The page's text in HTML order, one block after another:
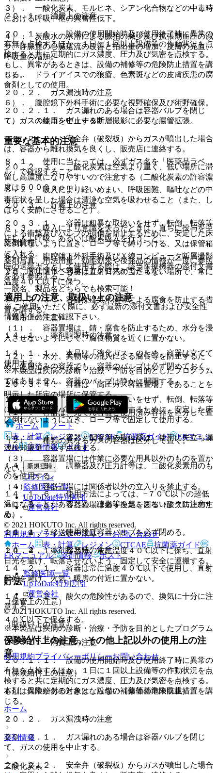
２０．１． 消費上の注意
２０．１．１． 設備の使用開始時及び使用終了時に異常の
有無を点検するほか、１日に１回以上設備等の作動状況を点
検すると共に定期的にガス濃度、圧力及び気密を点検する。
もし、異常があるときは、設備の補修等の危険防止措置を講
じる。
２０．２． ガス漏洩時の注意
２０．２．１． ガス漏れのある場合は容器バルブを閉じ
て、ガスの使用を中止する。
２０．２．２． 安全弁（破裂板）からガスが噴出した場合
は、容器から離れ換気を良くし、販売店に連絡する。
２０．２．３． 二酸化炭素は空気より重く、低い場所に滞
留し高濃度になりやすいので注意する（二酸化炭素の許容濃
度は５０００ｐｐｍ）。
２０．３． 貯蔵上の注意
２０．３．１． 容器は粗暴な取扱いをせず、転倒、転落等
による衝撃及びバルブの損傷を防止するために、安定した床
に倒れないように置き、ロープ等で縛りつける、又は保管箱
に入れる。
２０．３．２． 容器は直射日光の当たらない場所で、常に
温度４０℃以下に保つ。
２０．３．３． 容器は湿気水滴等による腐食を防止する措
置を講ずる。
（１）． 容器置場は、錆・腐食を防止するため、水分を浸
入させないようにして、腐食物質を近くに置かない。
（２）． 水分、異物等の混入による腐食等を防止するた
め、使用済みの容器でも、容器のバルブは必ず閉めておく。
２０．３．４． 容器は「高圧ガス容器置場」であることを
明示した所定の場所に保管する。
（１）． 容器は、充てん容器と使用済み容器を区分して置
く。
（２）． 種類の異なるガスの容器は区分して置く。
（３）． 容器置場には作業に必要な用具以外のものを置か
ない。
（４）． 容器置場には関係者以外の立入りを禁止する。
２０．３．５． 容器置場は必ず換気を図る（酸欠防止のた
め）。
２０．４． 移送時の注意
２０．４．１． 容器は、常に温度４０℃以下に保ち、直射
日光を避け、転落させないよう、固定して安全に運搬する。
貯法
（保管上の注意）
４０℃以下で保存する。
保険給付上の注意、その他上記以外の使用上の注
意
（保険給付上の注意）
本剤は保険給付の対象とならない（薬価基準未収載）。
ホーム
薬剤情報
二酸化炭素
３）． 一酸化炭素、モルヒネ、シアン化合物などの中毒時
における呼吸中枢の興奮性低下。
４）． 炭酸水の水浴による脈拍の減少及び拡張期血圧の減
少、静脈血の心臓還流の改善と拍出量の増加、皮膚の充血、
呼吸量の増加。
５）． ドライアイスでの狼瘡、色素斑などの皮膚疾患の腐
食剤としての使用。
６）． 腹腔鏡下外科手術に必要な視野確保及び術野確保。
７）． Ｘ線コンピュータ断層撮影に必要な腸管拡張。
重要な基本的注意
８．１． 使用に当たっては、必ずガス名を「医薬品ラベ
ル」で確認すること。
８．２． 吸入により軽いめまい、呼吸困難、嘔吐などの中
毒症状を呈した場合は清浄な空気を吸わせること（また、し
ばらく安静にさせること）。
８．３． 吸入により意識を失ったときは、直ちに投与を中
止し人工呼吸、あるいは酸素吸入を行うこと。
８．４． 腹腔鏡下外科手術及びＸ線コンピュータ断層撮影
時の送気ガスとして使用する際は、該当医療機器の添付文書
を必ず参照すること。
適用上の注意、取扱い上の注意
（適用上の注意）
１４．１． 薬剤調製時の注意
１４．１．１． 本品は「液化ガス」のため、容器は立てて
使用する。
１４．１．２． 容器のバルブは静かに開閉する。
１４．１．３． 容器は粗暴な取扱いをせず、転倒、転落等
による衝撃及びバルブの損傷を防止するために、安定した床
に倒れないように置き、ロープ等で固定して使用する。
１４．１．４． 容器と配管等の取付部は、使用に先立ち漏
洩検知液等で必ず点検する。
１４．１．５． 調整器及び圧力計等は、二酸化炭素用のも
のを使用する。
１４．１．６． 使用方法によっては、−７０℃以下の超低
温になることがあるため、凍傷等を起こさないように注意す
る。
１４．１．７． 使用後は容器バルブを必ず閉める。
１４．２． 薬剤投与時の注意
１４．２．１． 容器は常に温度４０℃以下で使用し、直射
日光を避け、火気・暖房の付近に置かない。
１４．２．２． 酸欠の危険性があるので、換気に十分に注
意する。
（取扱い上の注意）
２０．１． 消費上の注意
２０．１．１． 設備の使用開始時及び使用終了時に異常の
有無を点検するほか、１日に１回以上設備等の作動状況を点
検すると共に定期的にガス濃度、圧力及び気密を点検する。
もし、異常があるときは、設備の補修等の危険防止措置を講
じる。
２０．２． ガス漏洩時の注意
２０．２．１． ガス漏れのある場合は容器バルブを閉じ
て、ガスの使用を中止する。
２０．２．２． 安全弁（破裂板）からガスが噴出した場合
薬剤情報
薬剤写真、用法用量、効能効果や後発品の情報が一度に参照
でき、関連情報へ簡単にアクセスができます。
一般名、製品名どちらでも検索可能！
※ ご使用いただく際に、必ず最新の添付文書および安全性
情報も併せてご確認下さい。
※本製品は疾病の診断・治療・予防を目的としたプログラム
ではありません。
ホーム
ノート
表・計算
レジメン CTCAE 抗菌薬ガイド
ERマニュ
アル
薬剤情報 ポスト
新規登録
ログイン
監修医師一覧
UpToDate特別割引
運営会社
© 2021 HOKUTO Inc. All rights reserved.
利用規約プライバシーポリシーお問い合わせ
ホーム
表・計算 レジメン CTCAE
抗菌薬ガイド
ERマニュアル
薬剤情報 ポスト
監修医師一覧
UpToDate特別割引
運営会社
© 2021 HOKUTO Inc. All rights reserved.
※本製品は疾病の診断・治療・予防を目的としたプログラム
ではありません。
利用規約プライバシーポリシーお問い合わせ